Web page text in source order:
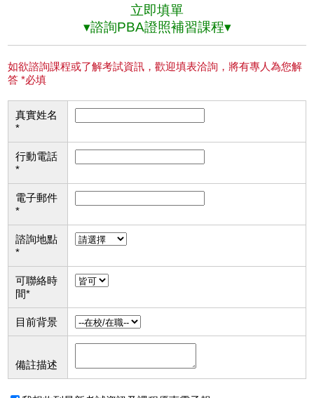
立即填單
▾諮詢PBA證照補習課程▾